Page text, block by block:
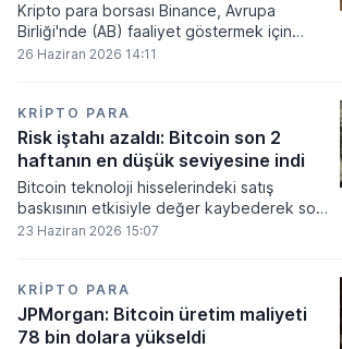
Kripto para borsası Binance, Avrupa
Birliği'nde (AB) faaliyet göstermek için
gerekli düzenleyici onayları alamadı.
26 Haziran 2026 14:11
KRIPTO PARA
Risk iştahı azaldı: Bitcoin son 2
haftanın en düşük seviyesine indi
Bitcoin teknoloji hisselerindeki satış
baskısının etkisiyle değer kaybederek son
iki haftanın en düşük seviyesini gördü.
23 Haziran 2026 15:07
KRIPTO PARA
JPMorgan: Bitcoin üretim maliyeti
78 bin dolara yükseldi